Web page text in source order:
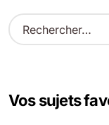
R
e
r
Vos sujets